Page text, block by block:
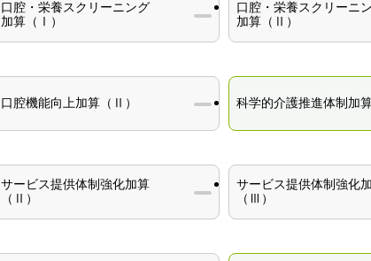
口腔・栄養スクリーニング
加算（Ⅰ）
口腔・栄養スクリーニ
加算（Ⅱ）
口腔機能向上加算（Ⅱ） 科学的介護推進体制加
サービス提供体制強化加算
（Ⅱ）
サービス提供体制強化
（Ⅲ）